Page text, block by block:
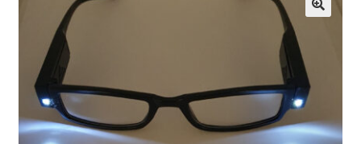
Kontakt
Reparaturservice
Wichtige Infos
öffnen